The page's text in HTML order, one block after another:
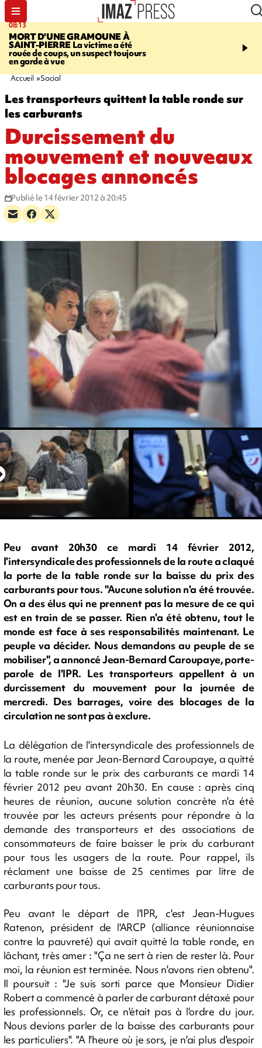
08:13
MORT D'UNE GRAMOUNE À
SAINT-PIERRELa victime a été
rouée de coups, un suspect toujours
en garde à vue
10:13
cycliste évacué en
après une collision
Accueil Social
Les transporteurs quittent la table ronde sur
les carburants
Durcissement du
mouvement et nouveaux
blocages annoncés
Publié le 14 février 2012 à 20:45
Peu avant 20h30 ce mardi 14 février 2012,
l'intersyndicale des professionnels de la route a claqué
la porte de la table ronde sur la baisse du prix des
carburants pour tous. "Aucune solution n'a été trouvée.
On a des élus qui ne prennent pas la mesure de ce qui
est en train de se passer. Rien n'a été obtenu, tout le
monde est face à ses responsabilités maintenant. Le
peuple va décider. Nous demandons au peuple de se
mobiliser", a annoncé Jean-Bernard Caroupaye, porte-
parole de l'IPR. Les transporteurs appellent à un
durcissement du mouvement pour la journée de
mercredi. Des barrages, voire des blocages de la
circulation ne sont pas à exclure.
La délégation de l'intersyndicale des professionnels de
la route, menée par Jean-Bernard Caroupaye, a quitté
la table ronde sur le prix des carburants ce mardi 14
février 2012 peu avant 20h30. En cause : après cinq
heures de réunion, aucune solution concrète n'a été
trouvée par les acteurs présents pour répondre à la
demande des transporteurs et des associations de
consommateurs de faire baisser le prix du carburant
pour tous les usagers de la route. Pour rappel, ils
réclament une baisse de 25 centimes par litre de
carburants pour tous.
Peu avant le départ de l'IPR, c'est Jean-Hugues
Ratenon, président de l'ARCP (alliance réunionnaise
contre la pauvreté) qui avait quitté la table ronde, en
lâchant, très amer : "Ça ne sert à rien de rester là. Pour
moi, la réunion est terminée. Nous n'avons rien obtenu".
Il poursuit : "Je suis sorti parce que Monsieur Didier
Robert a commencé à parler de carburant détaxé pour
les professionnels. Or, ce n'était pas à l'ordre du jour.
Nous devions parler de la baisse des carburants pour
les particuliers". "A l'heure où je sors, je n'ai plus d'espoir